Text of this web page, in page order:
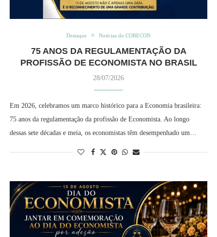
Destaque Notícias do CORECON
75 ANOS DA REGULAMENTAÇÃO DA
PROFISSÃO DE ECONOMISTA NO BRASIL
28/07/2026
Em 2026, celebramos um marco histórico para a Economia brasileira:
75 anos da regulamentação da profissão de Economista. Ao longo
dessas sete décadas e meia, os economistas têm desempenhado um…